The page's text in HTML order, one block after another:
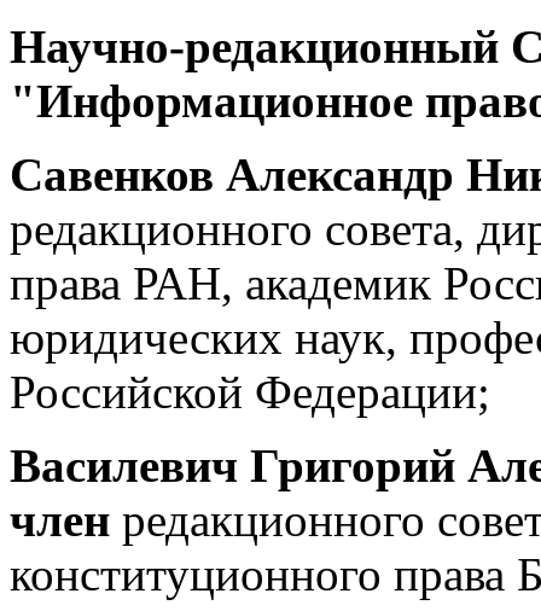
Научно-редакционный
"Информационное
Савенков Александр
редакционного совета,
права РАН, академик
юридических наук,
Российской Федерации;
Василевич Григорий
член редакционного
конституционного права